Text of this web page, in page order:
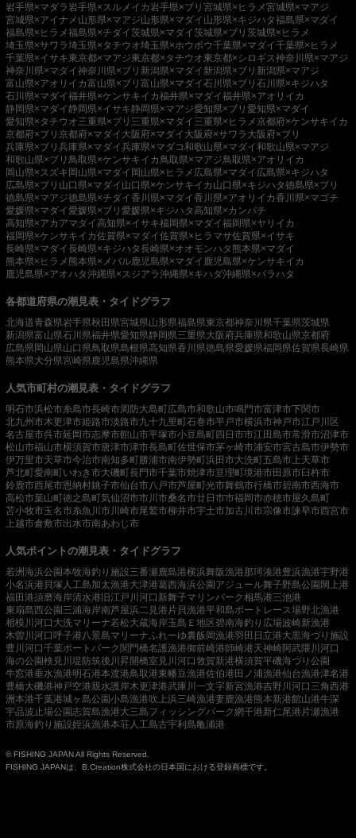
岩手県×マダラ 岩手県×スルメイカ 岩手県×ブリ 宮城県×ヒラメ宮城県×マアジ
宮城県×アイナメ 山形県×マアジ山形県×マダイ 山形県×キジハタ福島県×マダイ
福島県×ヒラメ福島県×チダイ茨城県×マダイ茨城県×ブリ 茨城県×ヒラメ
埼玉県×サワラ埼玉県×タチウオ埼玉県×ホウボウ千葉県×マダイ千葉県×ヒラメ
千葉県×イサキ東京都×マアジ東京都×タチウオ東京都×シロギス神奈川県×マアジ
神奈川県×マダイ神奈川県×ブリ 新潟県×マダイ 新潟県×ブリ 新潟県×マアジ
富山県×アオリイカ富山県×ブリ 富山県×マダイ石川県×ブリ 石川県×キジハタ
石川県×マダイ福井県×ケンサキイカ福井県×マダイ福井県×アオリイカ
静岡県×マダイ静岡県×イサキ静岡県×マアジ愛知県×ブリ 愛知県×マダイ
愛知県×タチウオ三重県×ブリ 三重県×マダイ 三重県×ヒラメ京都府×ケンサキイカ
京都府×ブリ 京都府×マダイ 大阪府×マダイ 大阪府×サワラ 大阪府×ブリ
兵庫県×ブリ 兵庫県×マダイ兵庫県×マダコ和歌山県×マダイ和歌山県×マアジ
和歌山県×ブリ 鳥取県×ケンサキイカ 鳥取県×マアジ鳥取県×アオリイカ
岡山県×スズキ岡山県×マダイ 岡山県×ヒラメ 広島県×マダイ 広島県×キジハタ
広島県×ブリ 山口県×マダイ 山口県×ケンサキイカ 山口県×キジハタ徳島県×ブリ
徳島県×マアジ徳島県×チダイ香川県×マダイ香川県×アオリイカ香川県×マゴチ
愛媛県×マダイ愛媛県×ブリ 愛媛県×キジハタ高知県×カンパチ
高知県×アカアマダイ高知県×イサキ福岡県×マダイ福岡県×ヤリイカ
福岡県×ケンサキイカ佐賀県×マダイ佐賀県×ヒラマサ佐賀県×イサキ
長崎県×マダイ長崎県×キジハタ長崎県×オオモンハタ 熊本県×マダイ
熊本県×ヒラメ 熊本県×メバル鹿児島県×マダイ 鹿児島県×ケンサキイカ
鹿児島県×アオハタ沖縄県×スジアラ沖縄県×キハダ沖縄県×バラハタ
各都道府県の潮見表・タイドグラフ
北海道青森県岩手県秋田県宮城県山形県福島県東京都神奈川県千葉県茨城県
新潟県富山県石川県福井県愛知県静岡県三重県大阪府兵庫県和歌山県京都府
広島県岡山県山口県鳥取県島根県高知県香川県徳島県愛媛県福岡県佐賀県長崎県
熊本県大分県宮崎県 鹿児島県沖縄県
人気市町村の潮見表・タイドグラフ
明石市浜松市糸島市長崎市周防大島町広島市和歌山市鳴門市富津市下関市
北九州市木更津市姫路市淡路市九十九里町石巻市平戸市横浜市神戸市江戸川区
名古屋市呉市延岡市志摩市館山市平塚市小豆島町四日市市江田島市常滑市沼津市
松山市福山市横須賀市唐津市津市長島町佐世保市茅ヶ崎市浦安市宮古島市伊勢市
伊万里市天草市今治市南知多町勝浦市南伊勢町浜田市大洗町五島市 上天草市
芦北町愛南町いわき市大磯町長門市千葉市焼津市亘理町境港市田原市臼杵市
鈴鹿市西尾市恩納村銚子市仙台市八戸市芦屋町光市舞鶴市行橋市碧南市西海市
高松市葉山町徳之島町気仙沼市市川市桑名市廿日市市福岡市赤穂市屋久島町
苫小牧市玉名市糸魚川市 川崎市尾鷲市柳井市宇土市加古川市宗像市諫早市西宮市
上越市倉敷市出水市南あわじ市
人気ポイントの潮見表・タイドグラフ
若洲海浜公園本牧海釣り施設三番瀬 鹿島港横浜舞阪漁港那珂湊港豊浜漁港宇野港
小名浜港 貝塚人工島加太漁港大津港葛西海浜公園アジュール舞子野島公園閖上港
福田港須磨海岸清水港 旧江戸川河口 新舞子マリンパーク相馬港三池港
東扇島西公園三浦海岸南芦屋浜二見港 片貝漁港平和島ボートレース場野北漁港
相模川河口 大洗マリーナ若松大蔵海岸玉島Ｅ地区碧南海釣り広場波崎新漁港
木曽川河口呼子港 八景島マリーナふれーゆ裏飯岡漁港羽田 日立港大黒海づり施設
豊川河口千葉ポートパーク関門橋名護漁港御前崎港師崎港天神崎阿武隈川河口
海の公園検見川堤防筑後川昇開橋室見川河口敦賀新港横須賀平磯海づり公園
牛窓港垂水漁港明石港本渡港鳥取港東幡豆漁港佐伯港田ノ浦漁港仙台漁港津名港
豊橋大磯港神戸空港親水護岸木更津港武庫川一文字新宮漁港吉野川河口 三角西港
洲本港千葉港城ヶ島公園小島漁港吹上浜三崎漁港妻鹿漁港熊本新港館山港牛深
宇品波止場公園志賀島漁港大三島フィッシングパーク網干港新仁尾港 片瀬漁港
市原海釣り施設姪浜漁港本荘人工島古宇利島亀浦港
© FISHING JAPAN All Rights Reserved.
FISHING JAPANは、B.Creation株式会社の日本国における登録商標です。